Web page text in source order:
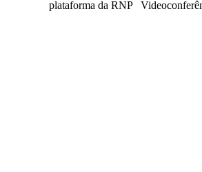
plataforma da RNP